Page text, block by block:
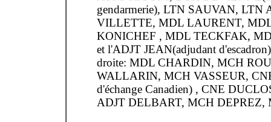
gendarmerie), LTN SAUVAN, LTN
VILLETTE, MDL LAURENT,
KONICHEF , MDL TECKFAK,
et l'ADJT JEAN(adjudant
droite: MDL CHARDIN, MCH
WALLARIN, MCH VASSEUR,
d'échange Canadien) , CNE
ADJT DELBART, MCH DEPREZ,